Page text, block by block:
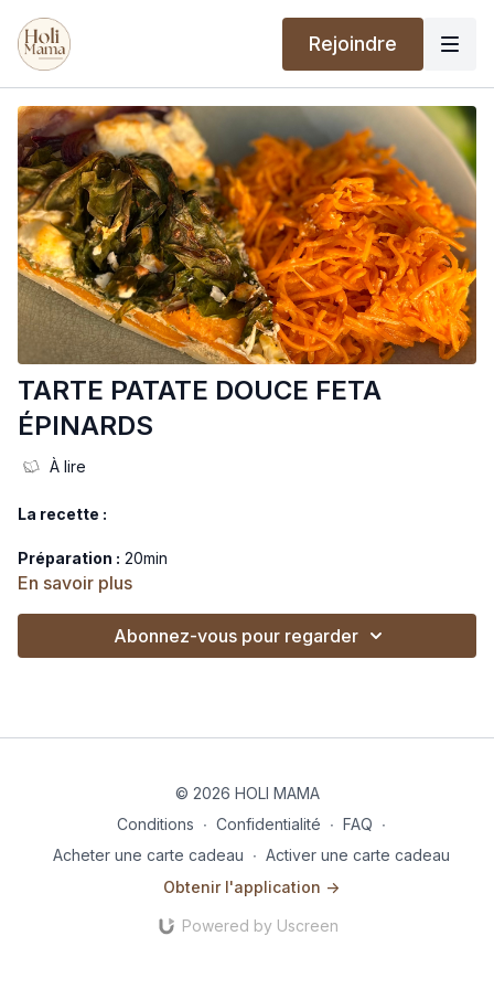
Rejoindre
TARTE PATATE DOUCE FETA
ÉPINARDS
À lire
La recette :
Préparation : 20min
Ingrédients :
1 oignon rouge
Crème liquide végétale (en option, 400 ml)
Aromates au choix : basilic, persil, coriandre… (en option)
Préchauffer le four.Éplucher la patate douce et l’oignon, puis
En savoir plus
Abonnez-vous pour regarder
© 2026 HOLI MAMA
Conditions ∙ Confidentialité ∙ FAQ ∙
Acheter une carte cadeau ∙ Activer une carte cadeau
Obtenir l'application ->
Powered by Uscreen